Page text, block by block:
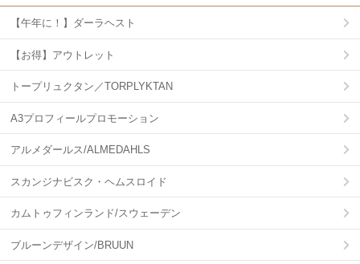
【午年に！】ダーラヘスト
【お得】アウトレット
トープリュクタン／TORPLYKTAN
A3プロフィールプロモーション
アルメダールス/ALMEDAHLS
スカンジナビスク・ヘムスロイド
カムトゥフィンランド/スウェーデン
ブルーンデザイン/BRUUN